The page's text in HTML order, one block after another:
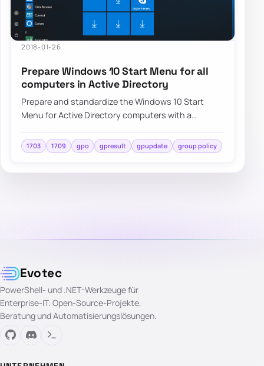
2018-01-26
Prepare Windows 10 Start Menu for all
computers in Active Directory
Prepare and standardize the Windows 10 Start
Menu for Active Directory computers with a
cont…
1703 1709 gpo gpresult gpupdate group policy
Evotec
PowerShell- und .NET-Werkzeuge für
Enterprise-IT. Open-Source-Projekte,
Beratung und Automatisierungslösungen.